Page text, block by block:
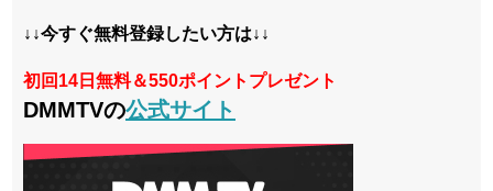
↓↓今すぐ無料登録したい方は↓↓
初回14日無料＆550ポイントプレゼント
DMMTVの公式サイト